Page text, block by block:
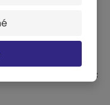
černá - rozměr 6,02 x